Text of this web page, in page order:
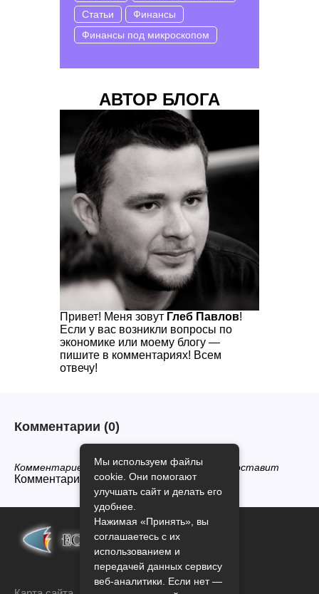
Статьи
Финансы
Финансы под микроскопом
АВТОР БЛОГА
Привет! Меня зовут Глеб Павлов!
Если у вас возникли вопросы по
экономике или моему блогу —
пишите в комментариях! Всем
отвечу!
Комментарии (0)
Комментариев нет, будьте первым кто его оставит
Комментарии закрыты.
Мы используем файлы
cookie. Они помогают
улучшать сайт и делать его
удобнее.
Нажимая «Принять», вы
соглашаетесь с их
использованием и
передачей данных сервису
веб-аналитики. Если нет —